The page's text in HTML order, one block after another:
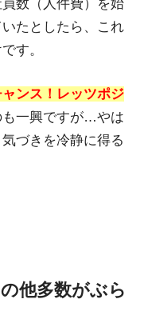
数（人件費）を始
たとしたら、これ
す。
ャンス！レッツポジ
も一興ですが…やは
づきを冷静に得る
他多数がぶら